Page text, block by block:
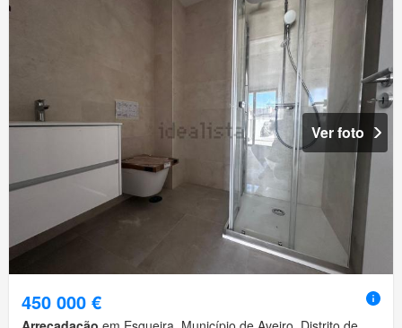
Ver foto
450 000 €